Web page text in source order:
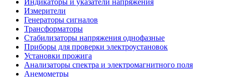
Измерители
Генераторы сигналов
Трансформаторы
Стабилизаторы напряжения однофазные
Приборы для проверки электроустановок
Установки прожига
Анализаторы спектра и электромагнитного поля
Анемометры